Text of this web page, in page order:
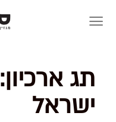
תג ארכיון:
ישראל